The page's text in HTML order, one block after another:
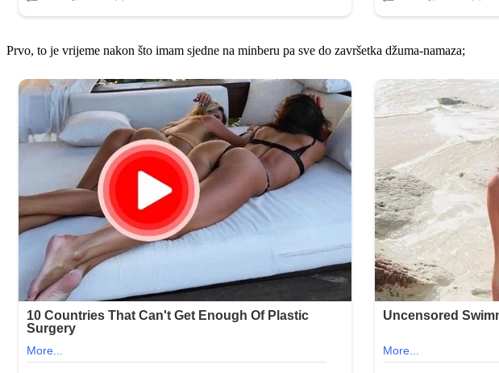
Prvo, to je vrijeme nakon što imam sjedne na minberu pa sve do završetka džuma-namaza;